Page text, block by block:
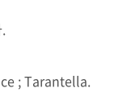
; Tarantella.